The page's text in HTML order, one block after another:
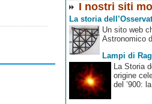
I nostri siti
La storia
Un sito web
Astronomico
Lampi di
La Storia
origine
del ’900: